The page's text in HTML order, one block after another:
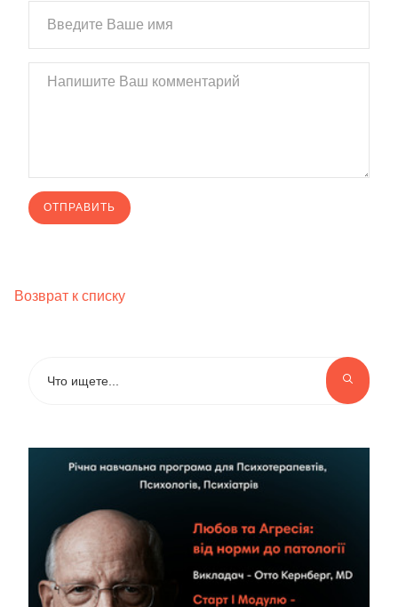
Возврат к списку